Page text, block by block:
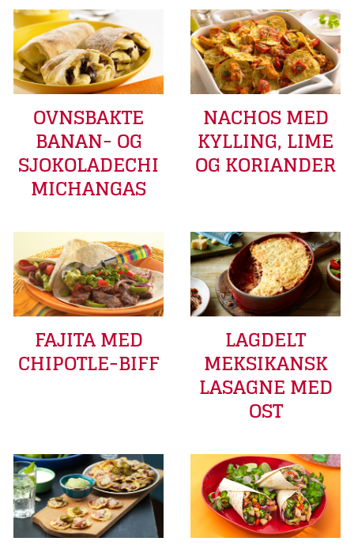
OVNSBAKTE
BANAN- OG
SJOKOLADECHI
MICHANGAS
NACHOS MED
KYLLING, LIME
OG KORIANDER
FAJITA MED
CHIPOTLE-BIFF
LAGDELT
MEKSIKANSK
LASAGNE MED
OST